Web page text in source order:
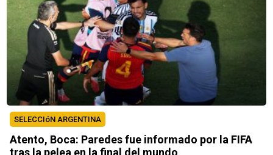
SELECCIóN ARGENTINA
Atento, Boca: Paredes fue informado por la FIFA
tras la pelea en la final del mundo